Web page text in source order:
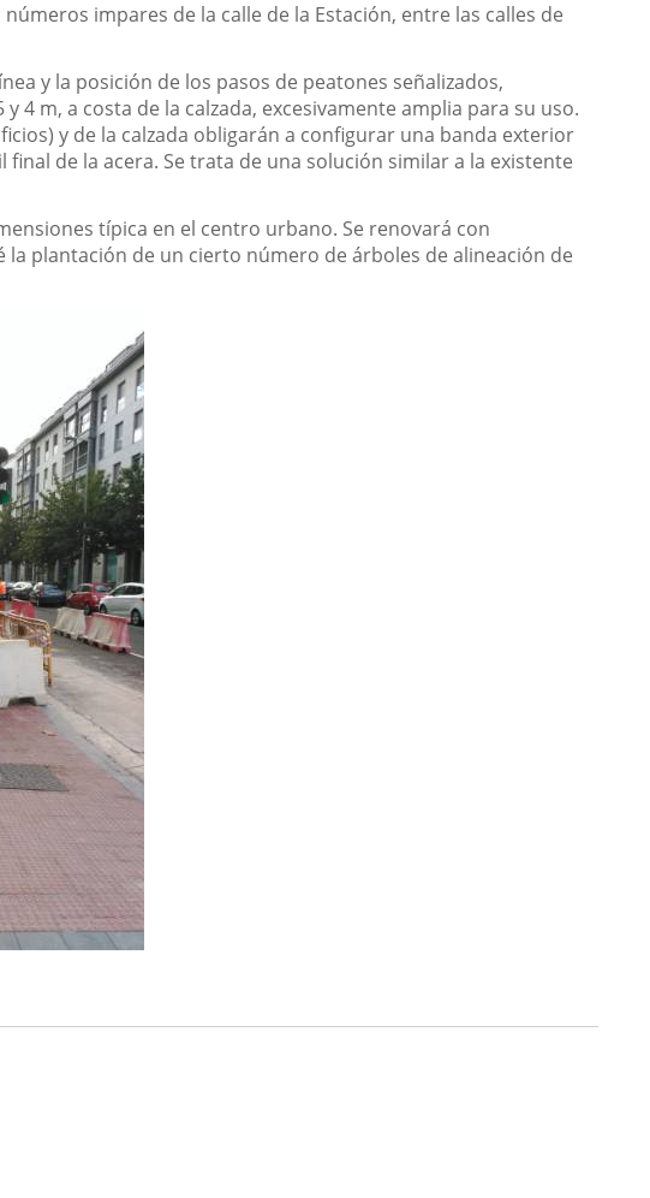
impares de la calle de la Estación, entre las calles de
y la posición de los pasos de peatones señalizados,
4 m, a costa de la calzada, excesivamente amplia para su uso.
y de la calzada obligarán a configurar una banda exterior
de la acera. Se trata de una solución similar a la existente
típica en el centro urbano. Se renovará con
plantación de un cierto número de árboles de alineación de